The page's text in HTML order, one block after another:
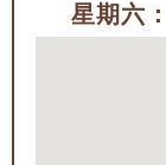
星期六：